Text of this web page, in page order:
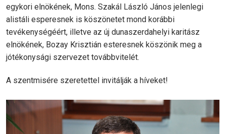
egykori elnökének, Mons. Szakál László János jelenlegi
alistáli esperesnek is köszönetet mond korábbi
tevékenységéért, illetve az új dunaszerdahelyi karitász
elnökének, Bozay Krisztián esteresnek köszönik meg a
jótékonysági szervezet továbbvitelét.
A szentmisére szeretettel invitálják a híveket!